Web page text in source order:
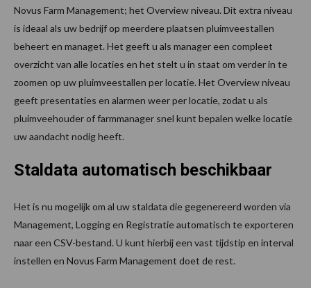
Novus Farm Management; het Overview niveau. Dit extra niveau
is ideaal als uw bedrijf op meerdere plaatsen pluimveestallen
beheert en managet. Het geeft u als manager een compleet
overzicht van alle locaties en het stelt u in staat om verder in te
zoomen op uw pluimveestallen per locatie. Het Overview niveau
geeft presentaties en alarmen weer per locatie, zodat u als
pluimveehouder of farmmanager snel kunt bepalen welke locatie
uw aandacht nodig heeft.
Staldata automatisch beschikbaar
Het is nu mogelijk om al uw staldata die gegenereerd worden via
Management, Logging en Registratie automatisch te exporteren
naar een CSV-bestand. U kunt hierbij een vast tijdstip en interval
instellen en Novus Farm Management doet de rest.